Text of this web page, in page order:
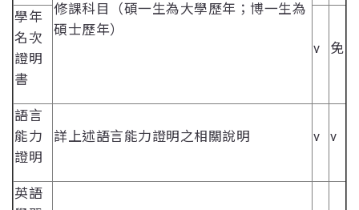
修課科目（碩一生為大學歷年；博一生為
碩士歷年）
學年
名次
證明
書
v 免
語言
能力
證明
詳上述語言能力證明之相關說明 v v
英語